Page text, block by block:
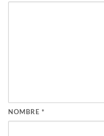
NOMBRE *